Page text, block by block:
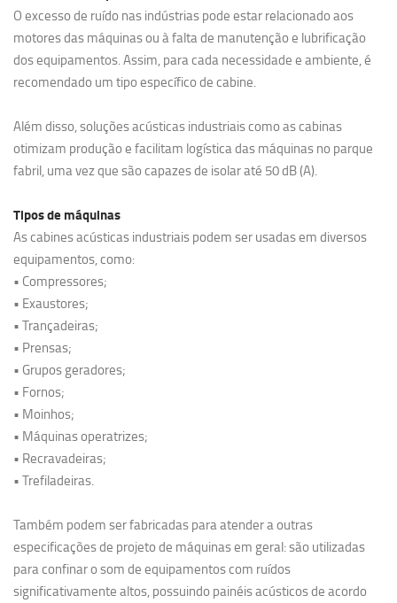
O excesso de ruído nas indústrias pode estar relacionado aos
motores das máquinas ou à falta de manutenção e lubrificação
dos equipamentos. Assim, para cada necessidade e ambiente, é
recomendado um tipo específico de cabine.
Além disso, soluções acústicas industriais como as cabinas
otimizam produção e facilitam logística das máquinas no parque
fabril, uma vez que são capazes de isolar até 50 dB (A).
Tipos de máquinas
As cabines acústicas industriais podem ser usadas em diversos
equipamentos, como:
• Compressores;
• Exaustores;
• Trançadeiras;
• Prensas;
• Grupos geradores;
• Fornos;
• Moinhos;
• Máquinas operatrizes;
• Recravadeiras;
• Trefiladeiras.
Também podem ser fabricadas para atender a outras
especificações de projeto de máquinas em geral: são utilizadas
para confinar o som de equipamentos com ruídos
significativamente altos, possuindo painéis acústicos de acordo